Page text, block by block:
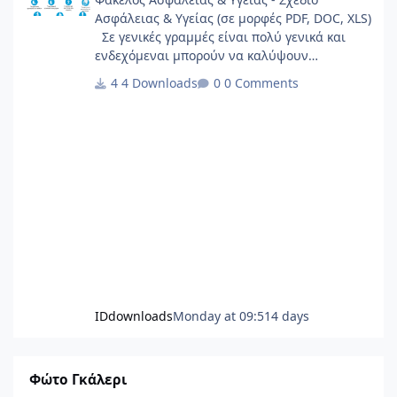
επηρεάζουν τη σύσταση της πολυκατοικίας
τροποποιήσεις που μεταβάλλουν τα ποσοστά
ιδιοκτησίας Σε αυτές τις περιπτώσεις η συναίνεση
όλων των ιδιοκτητών θεωρείται απαραίτητη, καθώς
η απόφαση μπορεί να επηρεάσει άμεσα τα
σαφής κανονισμός μπορεί να καθορίζει
διαφωνιών μεταξύ των ιδιοκτητών. Γιατί είναι
σημαντικό να γνωρίζουν όλοι τις πλειοψηφίες Η
Ασφάλειας & Υγείας (σε μορφές PDF, DOC, XLS)
Σε γενικές γραμμές είναι πολύ γενικά και
ενδεχόμεναι μπορούν να καλύψουν
4 Downloads 0 Comments
IDdownloadsMonday at 09:514 days
Φώτο Γκάλερι